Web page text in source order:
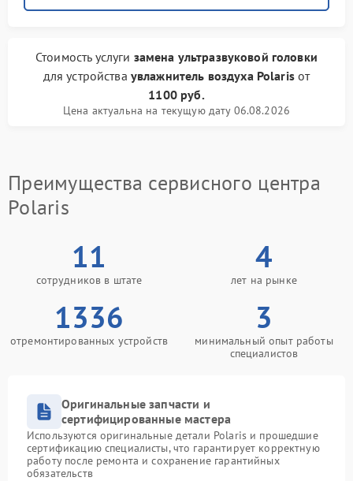
Стоимость услуги замена ультразвуковой головки
для устройства увлажнитель воздуха Polarisот
1100 руб.
Цена актуальна на текущую дату 06.08.2026
Преимущества сервисного центра
Polaris
11
сотрудников в штате
4
лет на рынке
1336
отремонтированных устройств
3
минимальный опыт работы
специалистов
Оригинальные запчасти и
сертифицированные мастера
Используются оригинальные детали Polaris и прошедшие
сертификацию специалисты, что гарантирует корректную
работу после ремонта и сохранение гарантийных
обязательств